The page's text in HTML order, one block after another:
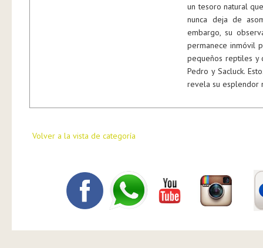
un tesoro natural
nunca deja de
embargo, su
permanece inmóvil
pequeños reptiles y
Pedro y Sacluck.
revela su esplendor
Volver a la vista de categoría